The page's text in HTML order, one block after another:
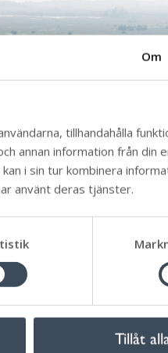
Om
tillhandahålla
annan information från din
i sin tur kombinera
använt deras tjänster.
Tillåt